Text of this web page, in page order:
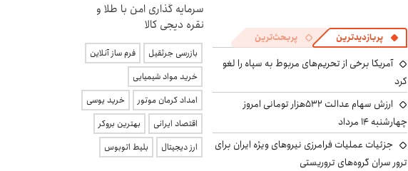
پربازدیدترین پربحث‌ترین
آمریکا برخی از تحریم‌های مربوط به سپاه را لغو
کرد
ارزش سهام عدالت ۵۳۲هزار تومانی امروز
چهارشنبه ۱۴ مرداد
جزئیات عملیات فرامرزی نیروهای ویژه ایران برای
ترور سران گروه‌های تروریستی
سرمایه گذاری امن با طلا و
نقره دیجی کالا
بازرسی جرثقیل
فرم ساز آنلاین
خرید مواد شیمیایی
امداد کرمان موتور
خرید یوسی
اقتصاد ایرانی
بهترین بروکر
ارز دیجیتال
بلیط اتوبوس